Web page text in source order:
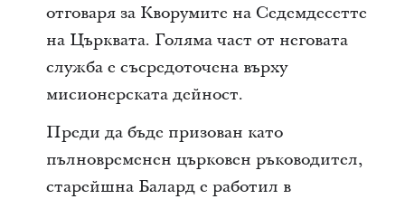
отговаря за Кворумите на Седемдесетте
на Църквата. Голяма част от неговата
служба е съсредоточена върху
мисионерската дейност.
Преди да бъде призован като
пълновременен църковен ръководител,
старейшна Балард е работил в